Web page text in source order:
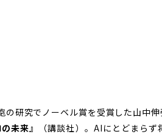
研究でノーベル賞を受賞した山中
未来』
（講談社）。AIにとどまら